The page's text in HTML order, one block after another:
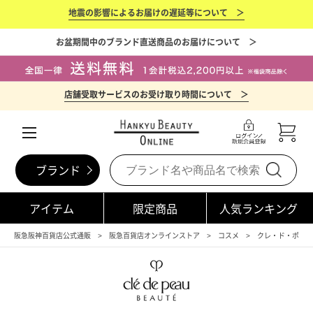
地震の影響によるお届けの遅延等について ＞
お盆期間中のブランド直送商品のお届けについて ＞
店舗受取サービスのお受け取り時間について ＞
ブランド
アイテム 限定商品 人気ランキング
阪急阪神百貨店公式通販 阪急百貨店オンラインストア コスメ クレ・ド・ポー